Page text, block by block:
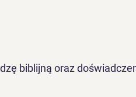
biblijną oraz